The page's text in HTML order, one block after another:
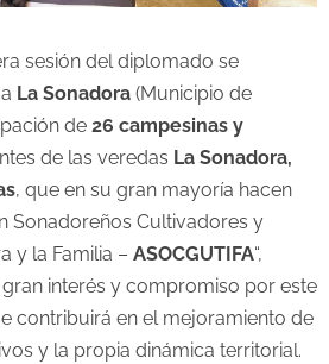
sesión del diplomado se
La Sonadora (Municipio de
de 26 campesinas y
de las veredas La Sonadora,
, que en su gran mayoría hacen
Sonadoreños Cultivadores y
y la Familia – ASOCGUTIFA“,
interés y compromiso por este
contribuirá en el mejoramiento de
y la propia dinámica territorial.